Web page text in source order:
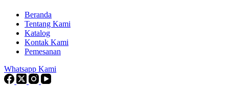
Beranda
Tentang Kami
Katalog
Kontak Kami
Pemesanan
Whatsapp Kami